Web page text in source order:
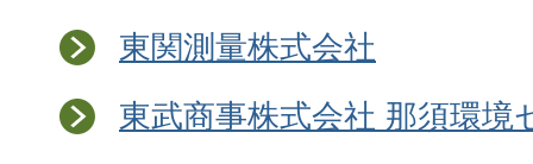
東関測量株式会社
東武商事株式会社 那須環境